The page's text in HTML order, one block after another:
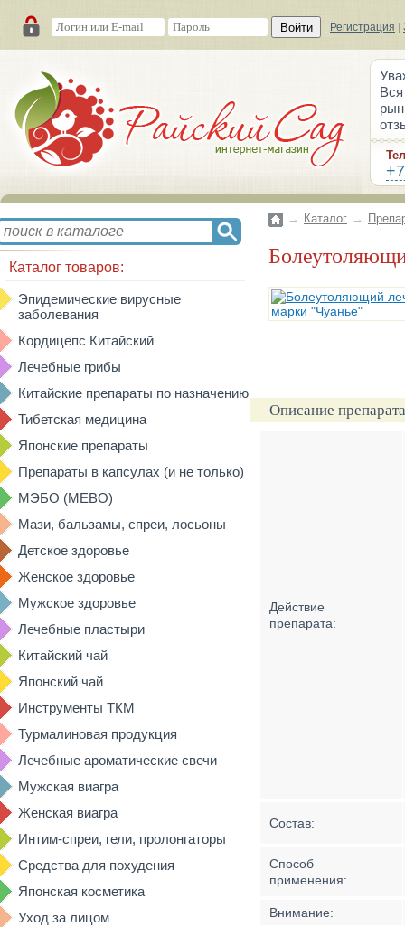
Войти Регистрация
Каталог товаров:
Эпидемические вирусные
заболевания
Кордицепс Китайский
Лечебные грибы
Китайские препараты по назначению
Тибетская медицина
Японские препараты
Препараты в капсулах (и не только)
МЭБО (MEBO)
Мази, бальзамы, спреи, лосьоны
Детское здоровье
Женское здоровье
Мужское здоровье
Лечебные пластыри
Китайский чай
Японский чай
Инструменты ТКМ
Турмалиновая продукция
Лечебные ароматические свечи
Мужская виагра
Женская виагра
Интим-спреи, гели, пролонгаторы
Средства для похудения
Японская косметика
Уход за лицом
→ Каталог →
Описание
Действие
препарата:
Состав:
Способ
применения:
Внимание: